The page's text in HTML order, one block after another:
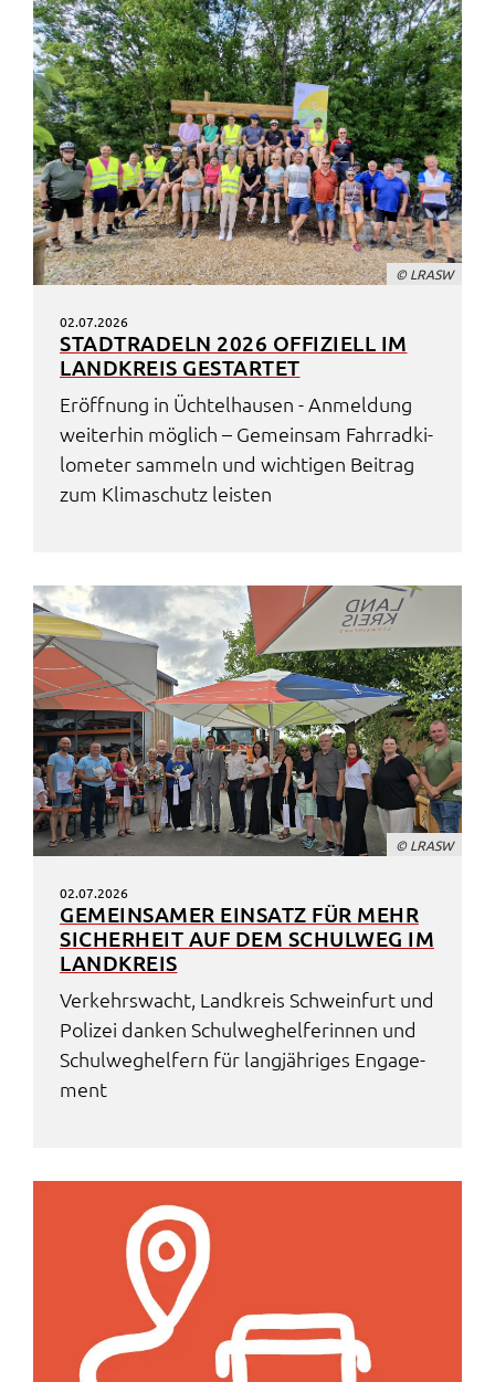
© LRASW
02.07.2026
STADT­RA­DELN 2026 OFFI­ZI­ELL IM
LAND­KREIS GESTAR­TET
Eröff­nung in Üchtel­hau­sen - Anmel­dung
weiter­hin möglich – Gemein­sam Fahr­rad­ki­
lo­me­ter sammeln und wich­ti­gen Beitrag
zum Klima­schutz leis­ten
© LRASW
02.07.2026
GEMEIN­SA­MER EINSATZ FÜR MEHR
SICHER­HEIT AUF DEM SCHUL­WEG IM
LAND­KREIS
Verkehrs­wacht, Land­kreis Schwein­furt und
Poli­zei danken Schul­weg­hel­fe­rin­nen und
Schul­weg­hel­fern für lang­jäh­ri­ges Enga­ge­
ment